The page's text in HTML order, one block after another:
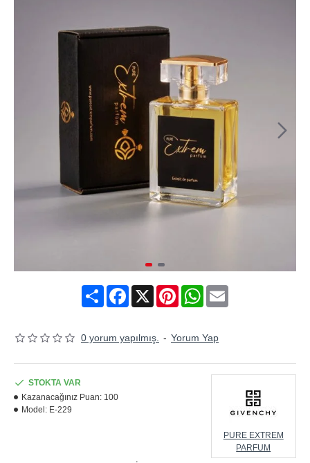
ShareFacebook
X PinterestWhatsApp
Email
0 yorum yapılmış. - Yorum Yap
STOKTA VAR
Kazanacağınız Puan: 100
Model: E-229
PURE EXTREM
PARFUM